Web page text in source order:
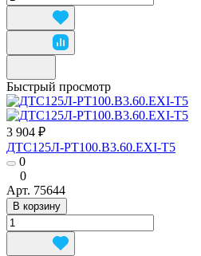
Быстрый просмотр
3 904 ₽
ДТС125Л-РТ100.В3.60.ЕХI-Т5
0
0
Арт. 75644
В корзину